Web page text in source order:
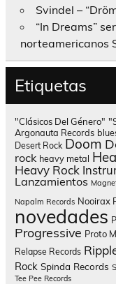
Svindel –
“In Dreams”
norteamericanos
Etiquetas
"Clásicos Del Género"
Argonauta Records
Desert Rock Doom
rock heavy metal
Heavy Rock
Lanzamientos
Napalm Records Nooirax
novedades
Progressive Proto
Relapse Records
Rock Spinda Records
Tee Pee Records